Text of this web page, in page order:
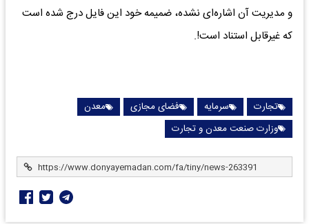
و مدیریت آن اشاره‌ای نشده، ضمیمه خود این فایل درج شده است
که غیرقابل استناد است!.
تجارت سرمایه فضای مجازی
معدن
وزارت صنعت معدن و تجارت